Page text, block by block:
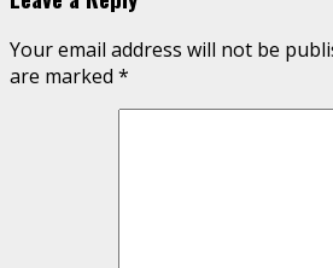
Your email address will not be
are marked *